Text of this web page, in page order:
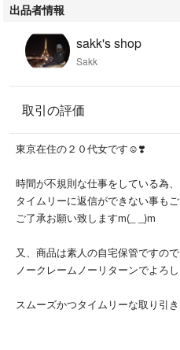
出品者情報
sakk's shop
Sakk
取引の評価
東京在住の２０代女です☺️❣️
時間が不規則な仕事をしている為、
タイムリーに返信ができない事も
ご了承お願い致しますm(_ _)m
又、商品は素人の自宅保管ですので
ノークレームノーリターンでよろし
スムーズかつタイムリーな取り引